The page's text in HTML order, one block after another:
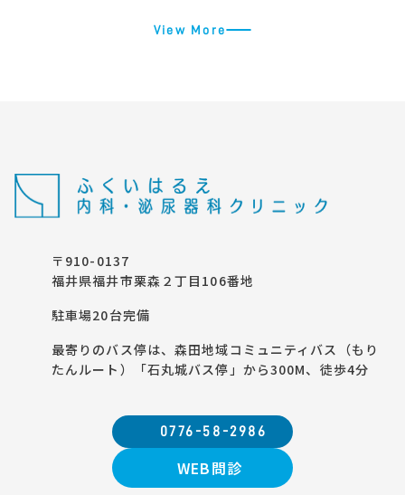
View More
〒910-0137
福井県福井市栗森２丁目106番地
駐車場20台完備
最寄りのバス停は、森田地域コミュニティバス（もり
たんルート）「石丸城バス停」から300M、徒歩4分
0776-58-2986
WEB問診